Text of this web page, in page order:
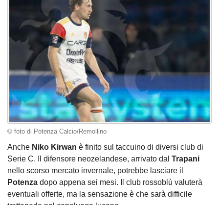
© foto di Potenza Calcio/Remollino
Anche Niko Kirwan è finito sul taccuino di diversi club di
Serie C. Il difensore neozelandese, arrivato dal Trapani
nello scorso mercato invernale, potrebbe lasciare il
Potenza dopo appena sei mesi. Il club rossoblù valuterà
eventuali offerte, ma la sensazione è che sarà difficile